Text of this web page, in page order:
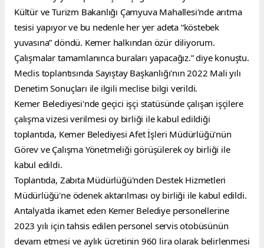
Kültür ve Turizm Bakanlığı Çamyuva Mahallesi'nde arıtma
tesisi yapıyor ve bu nedenle her yer adeta “köstebek
yuvasına” döndü. Kemer halkından özür diliyorum.
Çalışmalar tamamlanınca buraları yapacağız.” diye konuştu.
Meclis toplantısında Sayıştay Başkanlığı'nın 2022 Mali yılı
Denetim Sonuçları ile ilgili meclise bilgi verildi.
Kemer Belediyesi'nde geçici işçi statüsünde çalışan işçilere
çalışma vizesi verilmesi oy birliği ile kabul edildiği
toplantıda, Kemer Belediyesi Afet İşleri Müdürlüğü'nün
Görev ve Çalışma Yönetmeliği görüşülerek oy birliği ile
kabul edildi.
Toplantıda, Zabıta Müdürlüğü'nden Destek Hizmetleri
Müdürlüğü'ne ödenek aktarılması oy birliği ile kabul edildi.
Antalya'da ikamet eden Kemer Belediye personellerine
2023 yılı için tahsis edilen personel servis otobüsünün
devam etmesi ve aylık ücretinin 960 lira olarak belirlenmesi